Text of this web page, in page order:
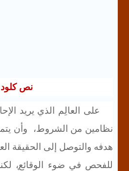
نص كلود
على العالِم الذي يريد
نظامين من الشروط،
وأن
هدفه والتوصل إلى الحقيقة
للفحص في ضوء الوقائع،